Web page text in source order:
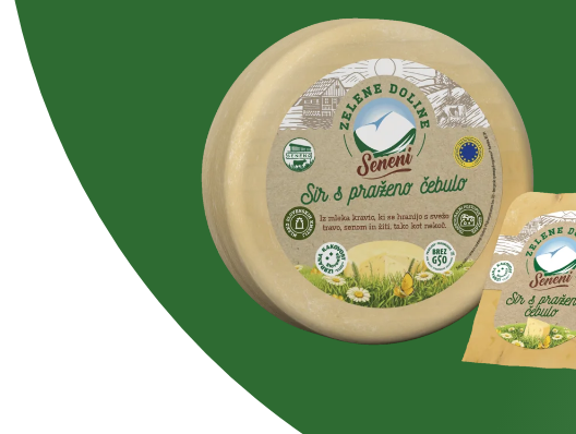
Kajmak in namazi
Brez laktoze
Brez dodanega
sladkorja